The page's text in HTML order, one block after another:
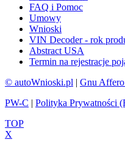
FAQ i Pomoc
Umowy
Wnioski
VIN Decoder - rok
Abstract USA
Termin na rejestracje
© autoWnioski.pl | Gnu
PW-C | Polityka Prywatności
TOP
X